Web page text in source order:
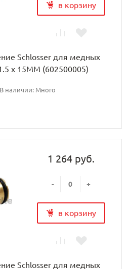
в корзину
Schlosser для медных
x 15MM (602500005)
В наличии: Много
1 264 руб.
- +
в корзину
Schlosser для медных